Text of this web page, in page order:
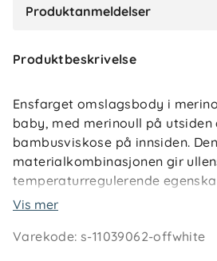
Produktanmeldelser
Produktbeskrivelse
Ensfarget omslagsbody i
baby, med merinoull på utsiden
bambusviskose på innsiden.
materialkombinasjonen gir
temperaturregulerende
bambusviskosen beskytter
perfekt fra prematur og
Vis mer
Varekode:s-11039062-offwhite